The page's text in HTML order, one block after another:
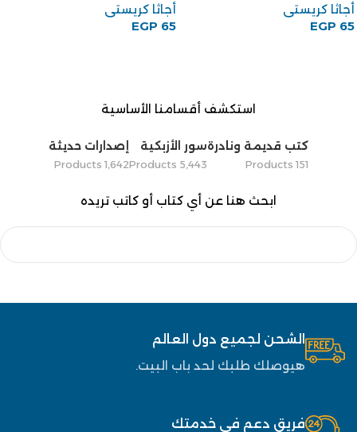
أجاثا كريستى
EGP 65
أجاثا كريستى
EGP 65
استكشف أقسامنا الأساسية
كتب قديمة ونادرة
151 Products
سور الأزبكية
5٬443 Products
إصدارات حديثة
1٬642 Products
ابحث هنا عن أي كتاب أو كاتب تريده
الشحن لجميع دول العالم
هيوصلك طلبك لحد باب البيت.
فريق دعم في خدمتك